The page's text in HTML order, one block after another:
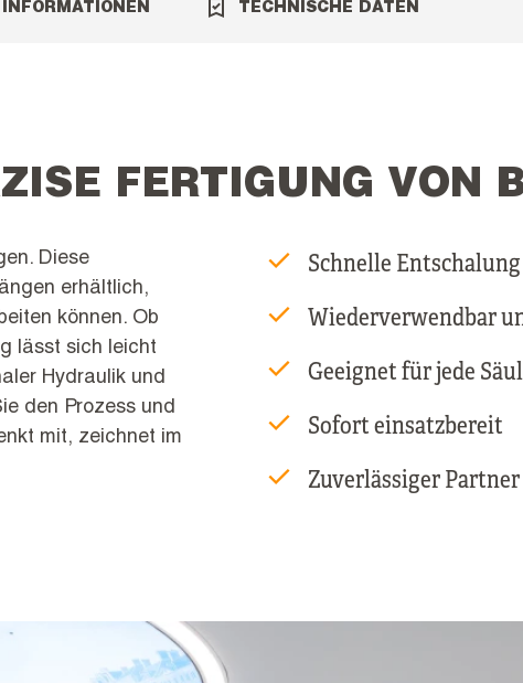
INFORMATIONEN TECHNISCHE DATEN
FERTIGUNG VON
Diese
erhältlich,
können. Ob
lässt sich leicht
Hydraulik und
den Prozess und
mit, zeichnet im
Schnelle Entschalung
Wiederverwendbar
Geeignet für jede
Sofort einsatzbereit
Zuverlässiger Partner